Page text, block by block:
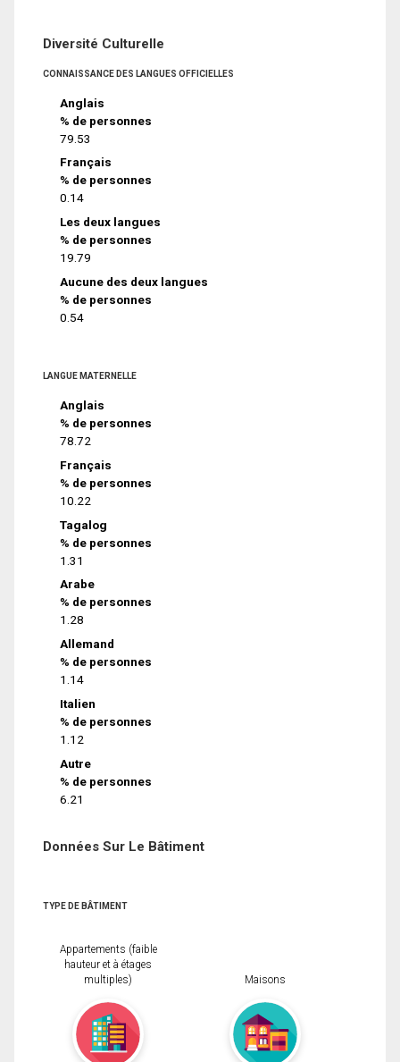
Diversité Culturelle
CONNAISSANCE DES LANGUES OFFICIELLES
Anglais
% de personnes
79.53
Français
% de personnes
0.14
Les deux langues
% de personnes
19.79
Aucune des deux langues
% de personnes
0.54
LANGUE MATERNELLE
Anglais
% de personnes
78.72
Français
% de personnes
10.22
Tagalog
% de personnes
1.31
Arabe
% de personnes
1.28
Allemand
% de personnes
1.14
Italien
% de personnes
1.12
Autre
% de personnes
6.21
Données Sur Le Bâtiment
TYPE DE BÂTIMENT
Appartements (faible
hauteur et à étages
multiples)
Maisons